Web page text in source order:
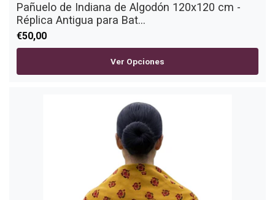
Pañuelo de Indiana de Algodón 120x120 cm -
Réplica Antigua para Bat...
€50,00
Ver Opciones